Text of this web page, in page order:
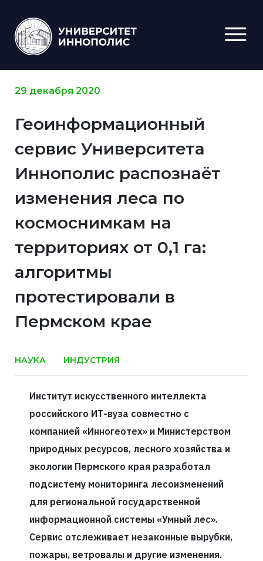
29 декабря 2020
Геоинформационный
сервис Университета
Иннополис распознаёт
изменения леса по
космоснимкам на
территориях от 0,1 га:
алгоритмы
протестировали в
Пермском крае
НАУКА ИНДУСТРИЯ
Институт искусственного интеллекта
российского ИТ-вуза совместно с
компанией «Инногеотех» и Министерством
природных ресурсов, лесного хозяйства и
экологии Пермского края разработал
подсистему мониторинга лесоизменений
для региональной государственной
информационной системы «Умный лес».
Сервис отслеживает незаконные вырубки,
пожары, ветровалы и другие изменения.